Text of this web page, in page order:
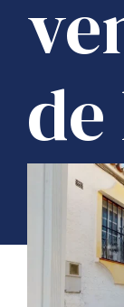
à